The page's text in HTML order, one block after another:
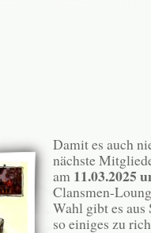
Damit es auch
nächste
am 11.03.2025
Clansmen-
Wahl gibt es aus
so einiges zu